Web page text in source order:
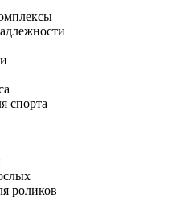
спорта
роликов